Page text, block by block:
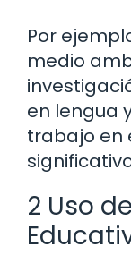
Por
medio
en lengua
trabajo en
2 Uso